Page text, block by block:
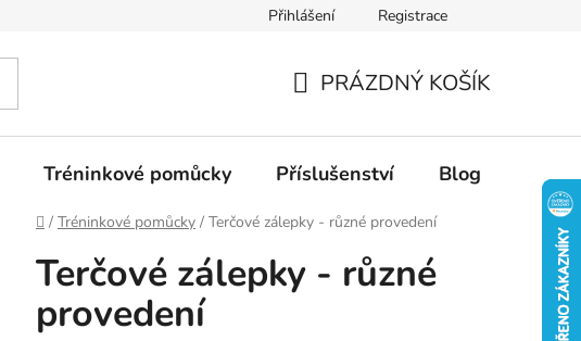
Přihlášení Registrace
KOŠÍK
PRÁZDNÝ KOŠÍK
Tréninkové pomůcky Příslušenství Blog
Domů
/ Tréninkové pomůcky / Terčové zálepky - různé provedení
Terčové zálepky - různé
provedení